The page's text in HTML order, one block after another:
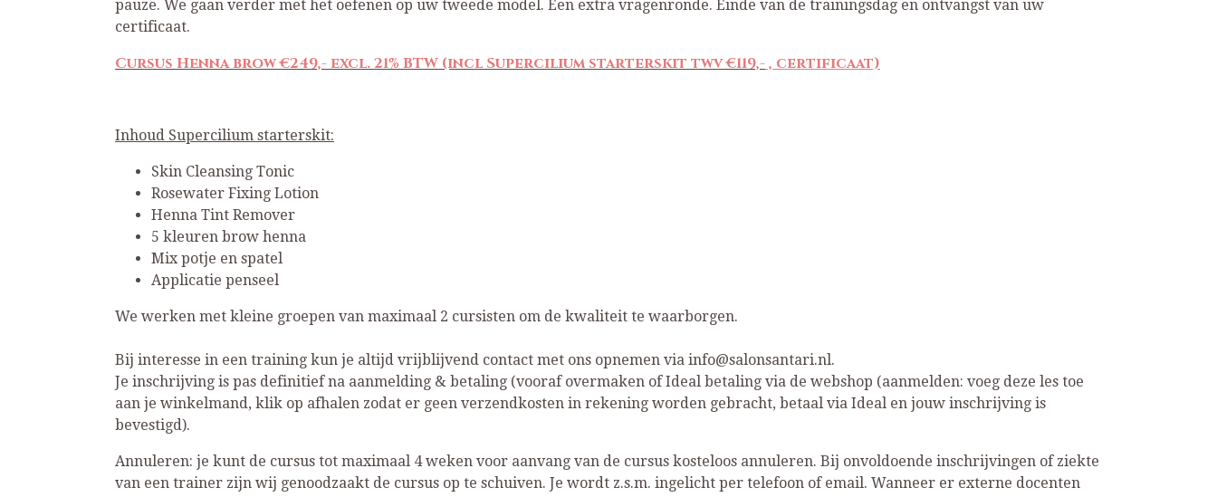
pauze. We gaan verder met het oefenen op uw tweede model. Een extra vragenronde. Einde van de trainingsdag en ontvangst van uw
certificaat.
Cursus Henna brow €249,- excl. 21% BTW (incl Supercilium starterskit twv€119,-, certificaat)
Inhoud Supercilium starterskit:
Skin Cleansing Tonic
Rosewater Fixing Lotion
Henna Tint Remover
5 kleuren brow henna
Mix potje en spatel
Applicatie penseel
We werken met kleine groepen van maximaal 2 cursisten om de kwaliteit te waarborgen.
Bij interesse in een training kun je altijd vrijblijvend contact met ons opnemen via info@salonsantari.nl.
Je inschrijving is pas definitief na aanmelding & betaling (vooraf overmaken of Ideal betaling via de webshop (aanmelden: voeg deze les toe
aan je winkelmand, klik op afhalen zodat er geen verzendkosten in rekening worden gebracht, betaal via Ideal en jouw inschrijving is
bevestigd).
Annuleren: je kunt de cursus tot maximaal 4 weken voor aanvang van de cursus kosteloos annuleren. Bij onvoldoende inschrijvingen of ziekte
van een trainer zijn wij genoodzaakt de cursus op te schuiven. Je wordt z.s.m. ingelicht per telefoon of email. Wanneer er externe docenten